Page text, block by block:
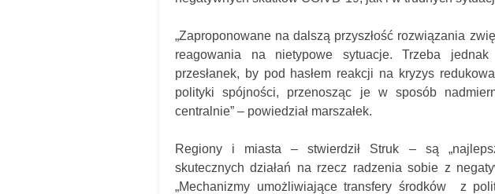
„Zaproponowane na dalszą przyszłość rozwiązania
reagowania na nietypowe sytuacje. Trzeba
przesłanek, by pod hasłem reakcji na kryzys
polityki spójności, przenosząc je w sposób
centralnie” – powiedział marszałek.
Regiony i miasta – stwierdził Struk – są
skutecznych działań na rzecz radzenia sobie z
„Mechanizmy umożliwiające transfery środków z